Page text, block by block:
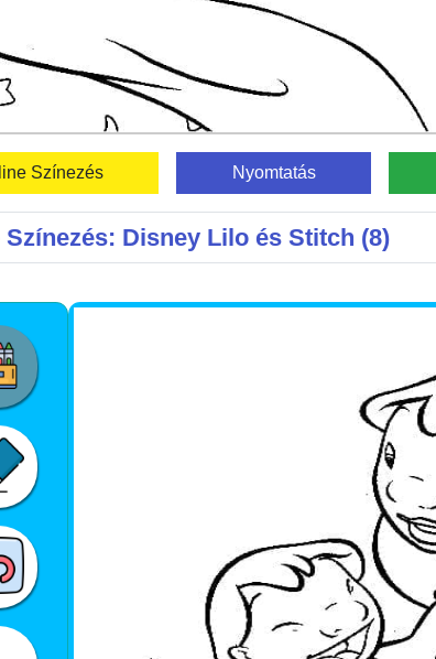
Színezés Nyomtatás
Színezés: Disney Lilo és Stitch (8)